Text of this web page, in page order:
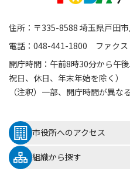
住所：〒335-8588 埼玉県戸田
電話：048-441-1800 ファク
開庁時間：午前8時30分から午
祝日、休日、年末年始を除く）
（注釈）一部、開庁時間が異な
市役所へのアクセス
組織から探す